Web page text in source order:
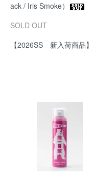
ack / Iris Smoke）
SOLD OUT
【2026SS 新入荷商品】